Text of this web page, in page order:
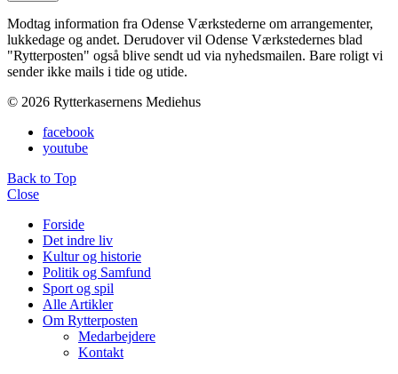
Modtag information fra Odense Værkstederne om arrangementer,
lukkedage og andet. Derudover vil Odense Værkstedernes blad
"Rytterposten" også blive sendt ud via nyhedsmailen. Bare roligt vi
sender ikke mails i tide og utide.
© 2026 Rytterkasernens Mediehus
facebook
youtube
Back to Top
Close
Forside
Det indre liv
Kultur og historie
Politik og Samfund
Sport og spil
Alle Artikler
Om Rytterposten
Medarbejdere
Kontakt